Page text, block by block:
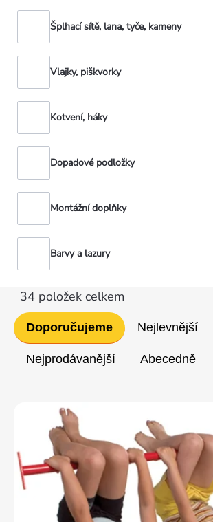
Šplhací sítě, lana, tyče, kameny
Vlajky, piškvorky
Kotvení, háky
Dopadové podložky
Montážní doplňky
Barvy a lazury
Řazení
produktů
Doporučujeme Nejlevnější
Nejprodávanější Abecedně
34 položek celkem
Výpis
produktů